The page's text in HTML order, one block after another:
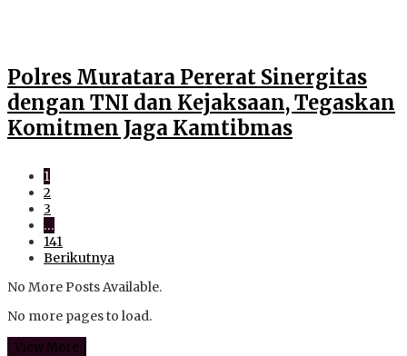
Polres Muratara Pererat Sinergitas
dengan TNI dan Kejaksaan, Tegaskan
Komitmen Jaga Kamtibmas
1
2
3
…
141
Berikutnya
No More Posts Available.
No more pages to load.
View More